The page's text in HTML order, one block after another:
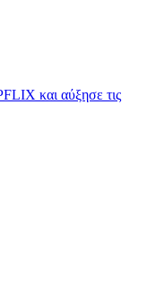
και αύξησε τις